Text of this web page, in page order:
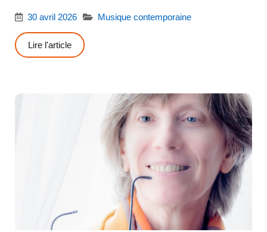
30 avril 2026 Musique contemporaine
Lire l'article